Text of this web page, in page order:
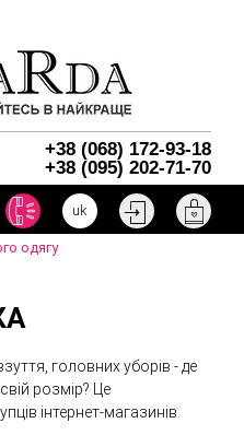
+38 (068) 172-93-18
+38 (095) 202-71-70
uk
одягу
головних уборів - де
розмір? Це
інтернет-магазинів.